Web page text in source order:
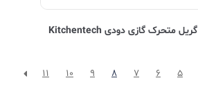
گریل متحرک گازی دودی Kitchentech
5
6
7
8
9
10
11